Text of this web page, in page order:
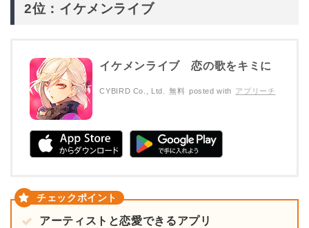
2位：イケメンライブ
イケメンライブ 恋の歌をキミに
CYBIRD Co., Ltd. 無料 posted with アプリーチ
アーティストと恋愛できるアプリ